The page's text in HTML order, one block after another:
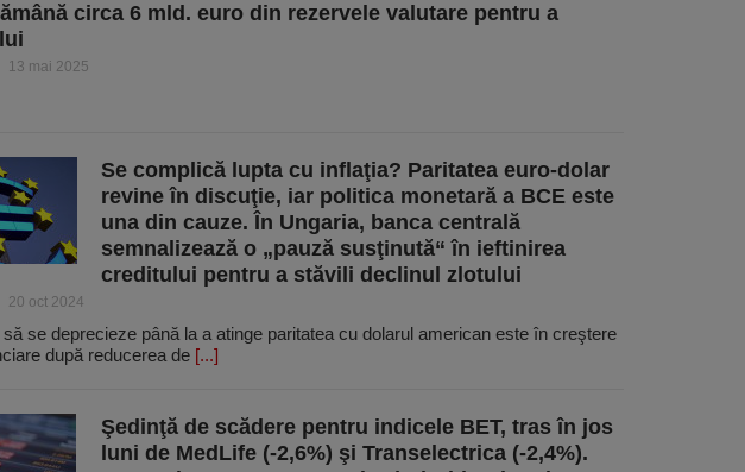
circa 6 mld. euro din rezervele valutare pentru a
13 mai 2025
Se complică lupta cu inflaţia? Paritatea euro-dolar
revine în discuţie, iar politica monetară a BCE este
una din cauze. În Ungaria, banca centrală
semnalizează o „pauză susţinută“ în ieftinirea
creditului pentru a stăvili declinul zlotului
20 oct 2024
se deprecieze până la a atinge paritatea cu dolarul american este în creştere
după reducerea de [...]
Şedinţă de scădere pentru indicele BET, tras în jos
luni de MedLife (-2,6%) şi Transelectrica (-2,4%).